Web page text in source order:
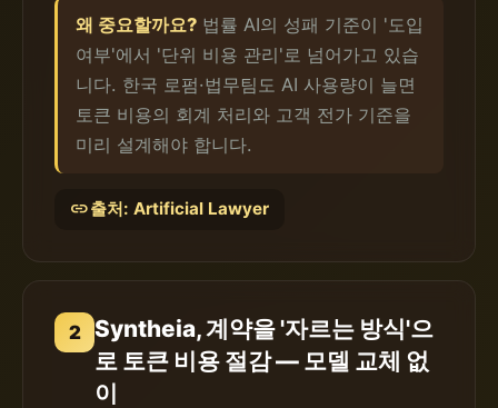
왜 중요할까요? 법률 AI의 성패 기준이 '도입
여부'에서 '단위 비용 관리'로 넘어가고 있습
니다. 한국 로펌·법무팀도 AI 사용량이 늘면
토큰 비용의 회계 처리와 고객 전가 기준을
미리 설계해야 합니다.
link출처: Artificial Lawyer
2
Syntheia, 계약을 '자르는 방식'으
로 토큰 비용 절감 — 모델 교체 없
이